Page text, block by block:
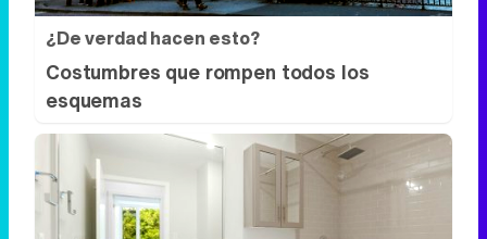
¿De verdad hacen esto?
Costumbres que rompen todos los
esquemas